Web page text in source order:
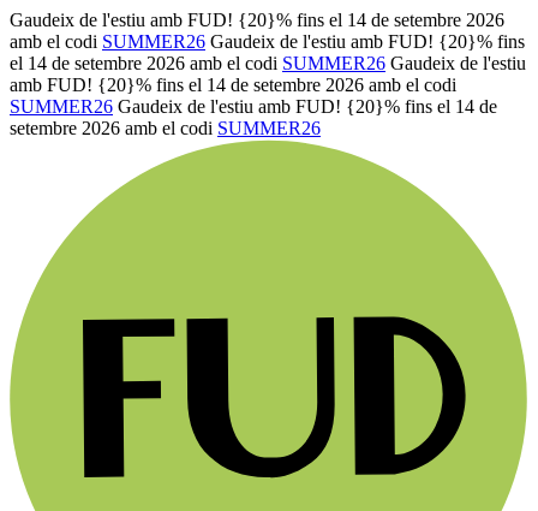
Gaudeix de l'estiu amb FUD! {20}% fins el 14 de setembre 2026
amb el codi SUMMER26 Gaudeix de l'estiu amb FUD! {20}% fins
el 14 de setembre 2026 amb el codi SUMMER26 Gaudeix de l'estiu
amb FUD! {20}% fins el 14 de setembre 2026 amb el codi
SUMMER26 Gaudeix de l'estiu amb FUD! {20}% fins el 14 de
setembre 2026 amb el codi SUMMER26